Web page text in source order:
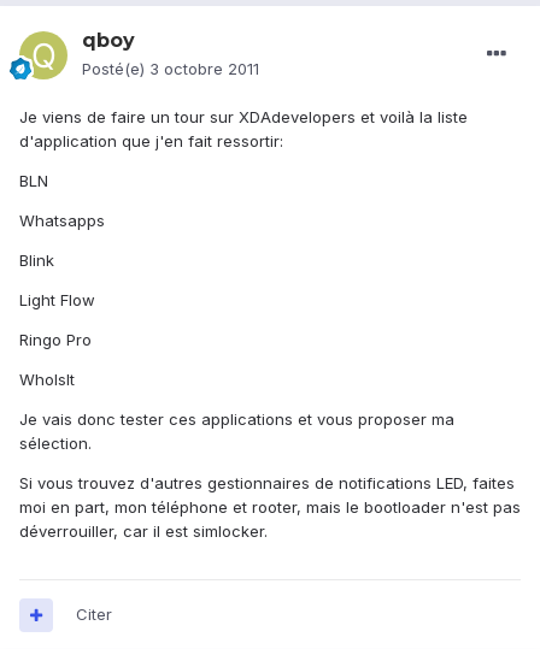
qboy
Posté(e) 3 octobre 2011
Je viens de faire un tour sur XDAdevelopers et voilà la liste
d'application que j'en fait ressortir:
BLN
Whatsapps
Blink
Light Flow
Ringo Pro
WhoIsIt
Je vais donc tester ces applications et vous proposer ma
sélection.
Si vous trouvez d'autres gestionnaires de notifications LED, faites
moi en part, mon téléphone et rooter, mais le bootloader n'est pas
déverrouiller, car il est simlocker.
Citer